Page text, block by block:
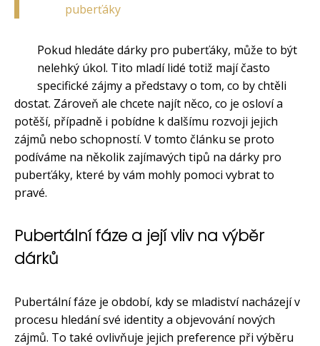
puberťáky
Pokud hledáte dárky pro puberťáky, může to být
nelehký úkol. Tito mladí lidé totiž mají často
specifické zájmy a představy o tom, co by chtěli
dostat. Zároveň ale chcete najít něco, co je osloví a
potěší, případně i pobídne k dalšímu rozvoji jejich
zájmů nebo schopností. V tomto článku se proto
podíváme na několik zajímavých tipů na dárky pro
puberťáky, které by vám mohly pomoci vybrat to
pravé.
Pubertální fáze a její vliv na výběr
dárků
Pubertální fáze je období, kdy se mladiství nacházejí v
procesu hledání své identity a objevování nových
zájmů. To také ovlivňuje jejich preference při výběru